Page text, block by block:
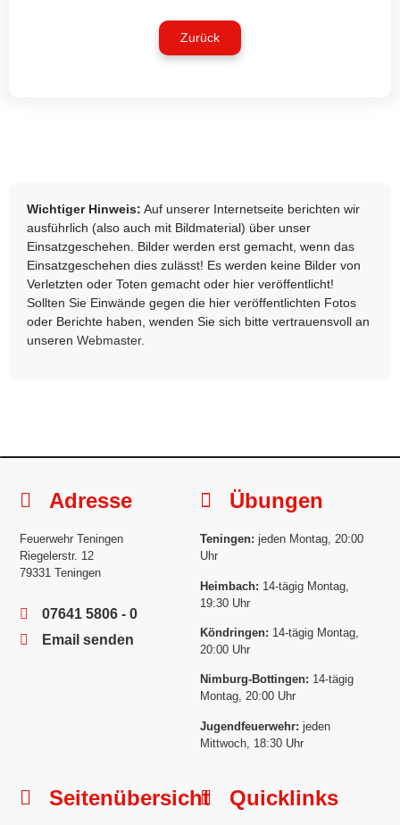
Zurück
Wichtiger Hinweis: Auf unserer Internetseite berichten wir
ausführlich (also auch mit Bildmaterial) über unser
Einsatzgeschehen. Bilder werden erst gemacht, wenn das
Einsatzgeschehen dies zulässt! Es werden keine Bilder von
Verletzten oder Toten gemacht oder hier veröffentlicht!
Sollten Sie Einwände gegen die hier veröffentlichten Fotos
oder Berichte haben, wenden Sie sich bitte vertrauensvoll an
unseren Webmaster.
Adresse
Feuerwehr Teningen
Riegelerstr. 12
79331 Teningen
07641 5806 - 0
Email senden
Übungen
Teningen: jeden Montag, 20:00
Uhr
Heimbach: 14-tägig Montag,
19:30 Uhr
Köndringen: 14-tägig Montag,
20:00 Uhr
Nimburg-Bottingen: 14-tägig
Montag, 20:00 Uhr
Jugendfeuerwehr: jeden
Mittwoch, 18:30 Uhr
Seitenübersicht Quicklinks